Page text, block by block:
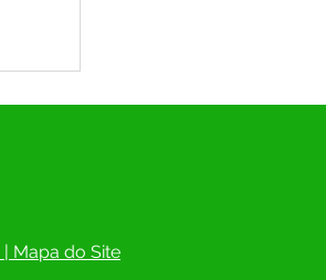
Mapa do Site